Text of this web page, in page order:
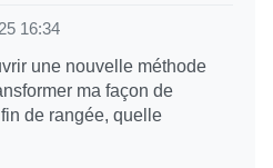
16:34
une nouvelle méthode
ma façon de
de rangée, quelle